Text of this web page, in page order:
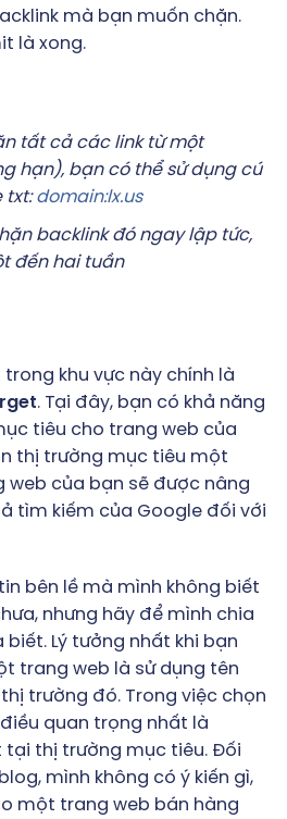
mà bạn muốn chặn.
là xong.
tất cả các link từ một
hạn), bạn có thể sử dụng cú
txt:domain:lx.us
backlink đó ngay lập tức,
đến hai tuần
khu vực này chính là
. Tại đây, bạn có khả năng
tiêu cho trang web của
thị trường mục tiêu một
web của bạn sẽ được nâng
tìm kiếm của Google đối với
bên lề mà mình không biết
nhưng hãy để mình chia
biết. Lý tưởng nhất khi bạn
trang web là sử dụng tên
trường đó. Trong việc chọn
quan trọng nhất là
thị trường mục tiêu. Đối
mình không có ý kiến gì,
một trang web bán hàng